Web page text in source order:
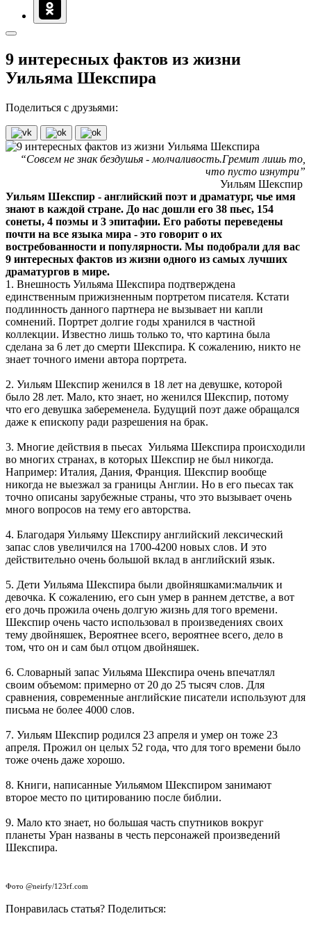
9 интересных фактов из жизни
Уильяма Шекспира
Поделиться с друзьями:
“Совсем не знак бездушья - молчаливость.Гремит лишь то,
что пусто изнутри”
Уильям Шекспир
Уильям Шекспир - английский поэт и драматург, чье имя
знают в каждой стране. До нас дошли его 38 пьес, 154
сонеты, 4 поэмы и 3 эпитафии. Его работы переведены
почти на все языка мира - это говорит о их
востребованности и популярности. Мы подобрали для вас
9 интересных фактов из жизни одного из самых лучших
драматургов в мире.
1. Внешность Уильяма Шекспира подтверждена
единственным прижизненным портретом писателя. Кстати
подлинность данного партнера не вызывает ни капли
сомнений. Портрет долгие годы хранился в частной
коллекции. Известно лишь только то, что картина была
сделана за 6 лет до смерти Шекспира. К сожалению, никто не
знает точного имени автора портрета.
2. Уильям Шекспир женился в 18 лет на девушке, которой
было 28 лет. Мало, кто знает, но женился Шекспир, потому
что его девушка забеременела. Будущий поэт даже обращался
даже к епископу ради разрешения на брак.
3. Многие действия в пьесах Уильяма Шекспира происходили
во многих странах, в которых Шекспир не был никогда.
Например: Италия, Дания, Франция. Шекспир вообще
никогда не выезжал за границы Англии. Но в его пьесах так
точно описаны зарубежные страны, что это вызывает очень
много вопросов на тему его авторства.
4. Благодаря Уильяму Шекспиру английский лексический
запас слов увеличился на 1700-4200 новых слов. И это
действительно очень большой вклад в английский язык.
5. Дети Уильяма Шекспира были двойняшками:мальчик и
девочка. К сожалению, его сын умер в раннем детстве, а вот
его дочь прожила очень долгую жизнь для того времени.
Шекспир очень часто использовал в произведениях своих
тему двойняшек, Вероятнее всего, вероятнее всего, дело в
том, что он и сам был отцом двойняшек.
6. Словарный запас Уильяма Шекспира очень впечатлял
своим объемом: примерно от 20 до 25 тысяч слов. Для
сравнения, современные английские писатели используют для
письма не более 4000 слов.
7. Уильям Шекспир родился 23 апреля и умер он тоже 23
апреля. Прожил он целых 52 года, что для того времени было
тоже очень даже хорошо.
8. Книги, написанные Уильямом Шекспиром занимают
второе место по цитированию после библии.
9. Мало кто знает, но большая часть спутников вокруг
планеты Уран названы в честь персонажей произведений
Шекспира.
Фото @neirfy/123rf.com
Понравилась статья? Поделиться: